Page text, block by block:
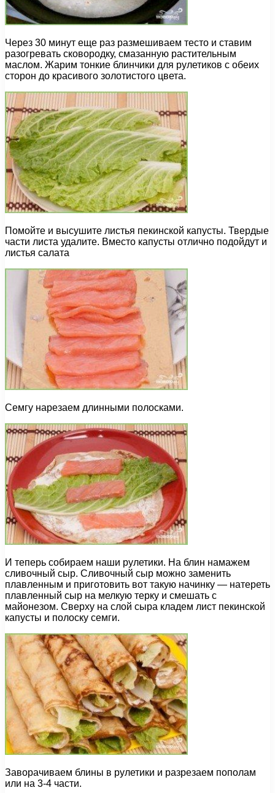
Через 30 минут еще раз размешиваем тесто и ставим
разогревать сковородку, смазанную растительным
маслом. Жарим тонкие блинчики для рулетиков с обеих
сторон до красивого золотистого цвета.
Помойте и высушите листья пекинской капусты. Твердые
части листа удалите. Вместо капусты отлично подойдут и
листья салата
Семгу нарезаем длинными полосками.
И теперь собираем наши рулетики. На блин намажем
сливочный сыр. Сливочный сыр можно заменить
плавленным и приготовить вот такую начинку — натереть
плавленный сыр на мелкую терку и смешать с
майонезом. Сверху на слой сыра кладем лист пекинской
капусты и полоску семги.
Заворачиваем блины в рулетики и разрезаем пополам
или на 3-4 части.